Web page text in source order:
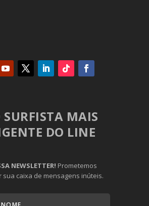
SURFISTA MAIS
DO LINE
NEWSLETTER! Prometemos
sua caixa de mensagens inúteis.